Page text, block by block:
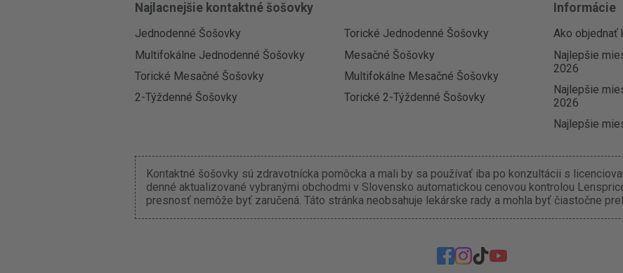
Najlacnejšie kontaktné šošovky
Jednodenné Šošovky
Torické Jednodenné Šošovky
Multifokálne Jednodenné Šošovky
Mesačné Šošovky
Torické Mesačné Šošovky
Multifokálne Mesačné Šošovky
2-Týždenné Šošovky
Torické 2-Týždenné Šošovky
Informácie
Ako objednať
Najlepšie
2026
Najlepšie
2026
Najlepšie
Kontaktné šošovky sú zdravotnícka pomôcka a mali by sa používať iba po konzultácii s
denné aktualizované vybranými obchodmi v Slovensko automatickou cenovou kontrolou
presnosť nemôže byť zaručená. Táto stránka neobsahuje lekárske rady a mohla byť čiastočne